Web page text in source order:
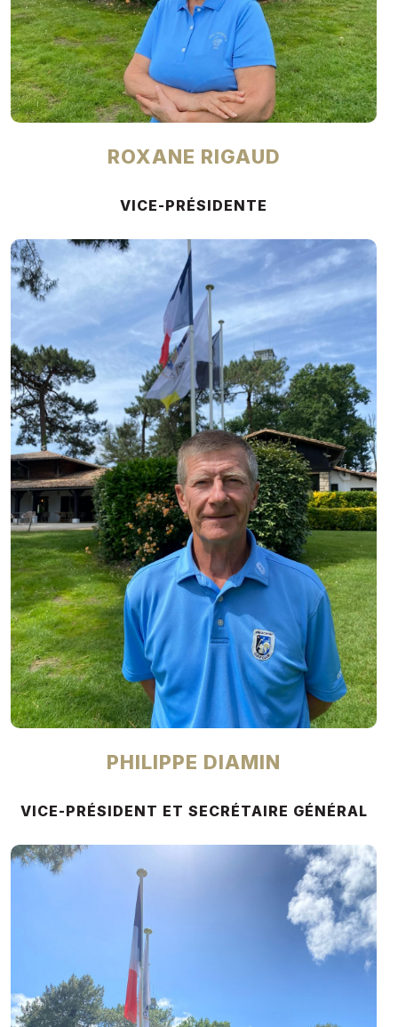
ROXANE RIGAUD
VICE-PRÉSIDENTE
PHILIPPE DIAMIN
VICE-PRÉSIDENT ET SECRÉTAIRE GÉNÉRAL